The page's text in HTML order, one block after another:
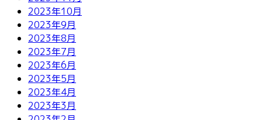
2023年10月
2023年9月
2023年8月
2023年7月
2023年6月
2023年5月
2023年4月
2023年3月